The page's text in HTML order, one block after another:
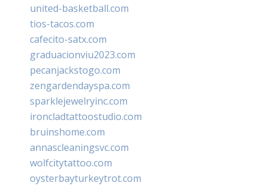
united-basketball.com
tios-tacos.com
cafecito-satx.com
graduacionviu2023.com
pecanjackstogo.com
zengardendayspa.com
sparklejewelryinc.com
ironcladtattoostudio.com
bruinshome.com
annascleaningsvc.com
wolfcitytattoo.com
oysterbayturkeytrot.com